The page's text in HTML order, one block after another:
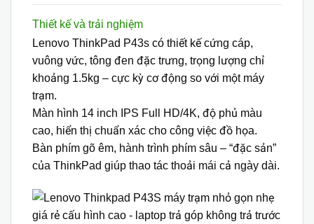
Thiết kế và trải nghiệm
Lenovo ThinkPad P43s có thiết kế cứng cáp,
vuông vức, tông đen đặc trưng, trọng lượng chỉ
khoảng 1.5kg – cực kỳ cơ động so với một máy
trạm.
Màn hình 14 inch
IPS Full HD/4K, độ phủ màu
cao, hiển thị chuẩn xác cho công việc đồ họa.
Bàn phím gõ êm, hành trình phím sâu – “đặc sản”
của ThinkPad giúp thao tác thoải mái cả ngày dài.